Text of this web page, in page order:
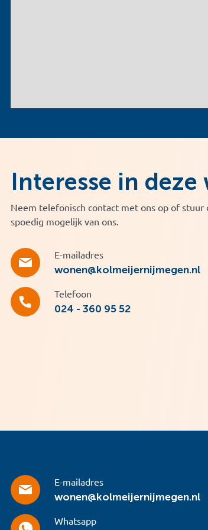
Interesse in deze
Neem telefonisch contact met ons op of stuur
spoedig mogelijk van ons.
E-mailadres
wonen@kolmeijernijmegen.nl
Telefoon
024 - 360 95 52
E-mailadres
wonen@kolmeijernijmegen.nl
Whatsapp